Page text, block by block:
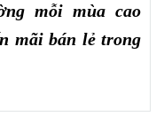
mỗi mùa cao
mãi bán lẻ trong